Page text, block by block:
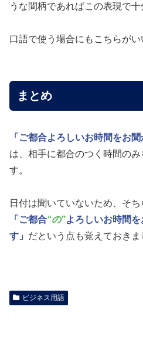
うな間柄であればこの表現で十
口語で使う場合にもこちらがい
まとめ
「ご都合よろしいお時間をお
は、相手に都合のつく時間の
す。
日付は聞いていないため、そ
「ご都合“の”よろしいお時間
す」 だという点も覚えておきま
ビジネス用語